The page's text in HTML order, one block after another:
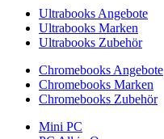
Ultrabooks Angebote
Ultrabooks Marken
Ultrabooks Zubehör
Chromebooks Angebote
Chromebooks Marken
Chromebooks Zubehör
Mini PC